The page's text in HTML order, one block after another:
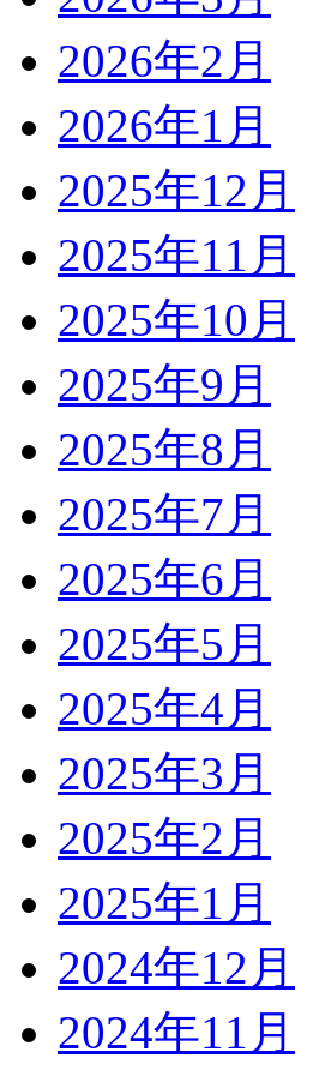
2026年2月
2026年1月
2025年12月
2025年11月
2025年10月
2025年9月
2025年8月
2025年7月
2025年6月
2025年5月
2025年4月
2025年3月
2025年2月
2025年1月
2024年12月
2024年11月